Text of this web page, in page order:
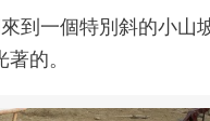
到一個特別斜的小山
的。